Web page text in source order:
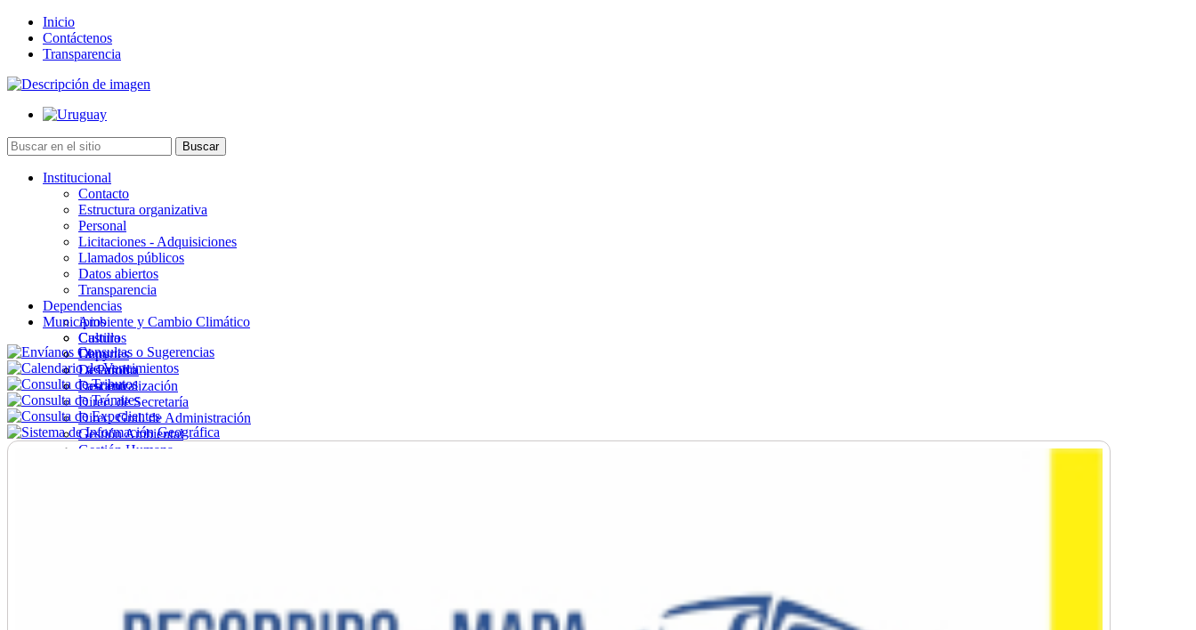
Inicio
Contáctenos
Transparencia
Institucional
Contacto
Estructura organizativa
Personal
Licitaciones - Adquisiciones
Llamados públicos
Datos abiertos
Transparencia
Dependencias
Ambiente y Cambio Climático
Cultura
Deportes
Desarrollo
Descentralización
Direc. de Secretaría
Direc. Gral. de Administración
Gestión Ambiental
Gestión Humana
Municipios
Castillos
Chuy
La Paloma
Lascano